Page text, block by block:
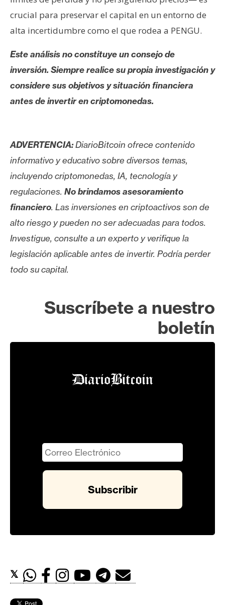
crucial para preservar el capital en un entorno de
alta incertidumbre como el que rodea a PENGU.
Este análisis no constituye un consejo de
inversión. Siempre realice su propia investigación y
considere sus objetivos y situación financiera
antes de invertir en criptomonedas.
ADVERTENCIA:DiarioBitcoin ofrece contenido
informativo y educativo sobre diversos temas,
incluyendo criptomonedas, IA, tecnología y
regulaciones. No brindamos asesoramiento
financiero. Las inversiones en criptoactivos son de
alto riesgo y pueden no ser adecuadas para todos.
Investigue, consulte a un experto y verifique la
legislación aplicable antes de invertir. Podría perder
todo su capital.
Suscríbete a nuestro
boletín
𝕏